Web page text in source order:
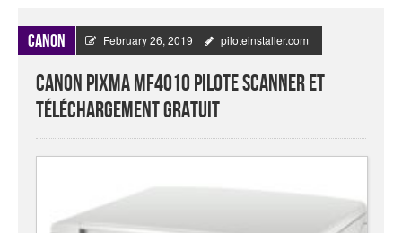
Canon February 26, 2019 piloteinstaller.com
Canon Pixma MF4010 Pilote Scanner Et
Téléchargement Gratuit